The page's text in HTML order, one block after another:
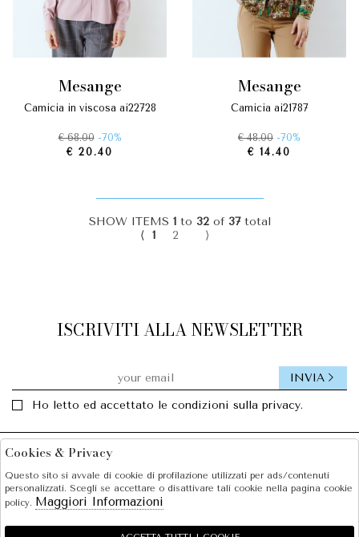
mesange
camicia in viscosa ai22728
€ 68.00 -70%
€ 20.40
mesange
camicia ai21787
€ 48.00 -70%
€ 14.40
SHOW ITEMS 1to 32of 37total
⟨
1 2 ⟩
ISCRIVITI ALLA NEWSLETTER
Ho letto ed accettato le condizioni sulla privacy.
INVIA
SOLE S.R.L.
SHOPPING
Cookies & Privacy
Questo sito si avvale di cookie di profilazione utilizzati per ads/contenuti
personalizzati. Scegli se accettare o disattivare tali cookie nella pagina cookie
policy. Maggiori Informazioni